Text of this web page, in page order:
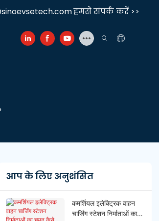
हमसे संपर्क करें >>
आप के लिए अनुशंसित
कमर्शियल इलेक्ट्रिक वाहन
चार्जिंग स्टेशन निर्माताओं का